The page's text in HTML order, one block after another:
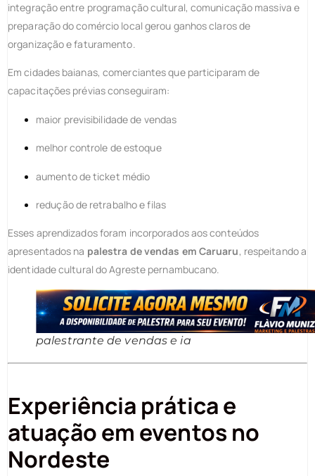
integração entre programação cultural, comunicação massiva e
preparação do comércio local gerou ganhos claros de
organização e faturamento.
Em cidades baianas, comerciantes que participaram de
capacitações prévias conseguiram:
maior previsibilidade de vendas
melhor controle de estoque
aumento de ticket médio
redução de retrabalho e filas
Esses aprendizados foram incorporados aos conteúdos
apresentados na palestra de vendas em Caruaru, respeitando a
identidade cultural do Agreste pernambucano.
palestrante de vendas e ia
Experiência prática e
atuação em eventos no
Nordeste